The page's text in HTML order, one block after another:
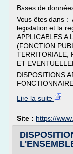
Bases de
Vous êtes dans :
législation et la
APPLICABLES A
(FONCTION
TERRITORIALE,
ET
DISPOSITIONS
Lire la suite
Site : https://